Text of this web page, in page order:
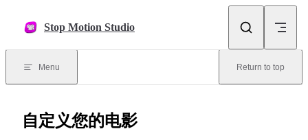
Stop Motion Studio
Menu Return to top
自定义您的电影